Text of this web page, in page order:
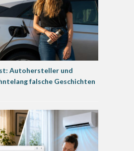
Autohersteller und
falsche Geschichten